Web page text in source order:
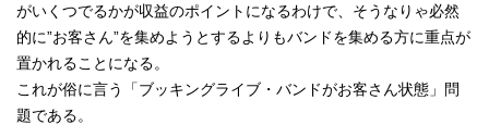
がいくつでるかが収益のポイントになるわけで、そうなりゃ必然
的に”お客さん”を集めようとするよりもバンドを集める方に重点が
置かれることになる。
これが俗に言う「ブッキングライブ・バンドがお客さん状態」問
題である。